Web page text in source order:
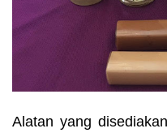
Alatan yang